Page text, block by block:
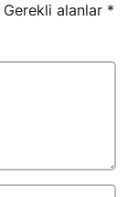
Gerekli alanlar *